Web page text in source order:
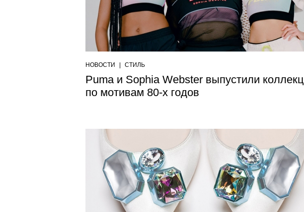
НОВОСТИ СТИЛЬ
Puma и Sophia Webster выпустили
по мотивам 80-х годов